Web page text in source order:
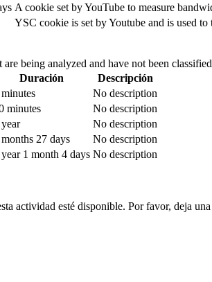
A cookie set by YouTube to measure
YSC cookie is set by Youtube and is used
being analyzed and have not been
Duración
Descripción
No description
minutes
No description
No description
27 days
No description
year 1 month 4 days No description
actividad esté disponible. Por favor, deja